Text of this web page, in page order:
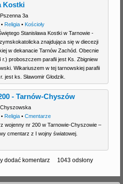
Kostki
Pszenna 3a
Religia• Kościoły
Stanisława Kostki w Tarnowie -
znajdująca się w diecezji
w dekanacie Tarnów Zachód. Obecnie
r.) proboszczem parafii jest Ks. Zbigniew
Wikariuszem w tej tarnowskiej parafii
jest ks. Sławomir Głodzik.
- Tarnów-Chyszów
Chyszowska
Religia• Cmentarze
wojenny nr 200 w Tarnowie-Chyszowie –
cmentarz z I wojny światowej.
dodać komentarz 1043 odsłony